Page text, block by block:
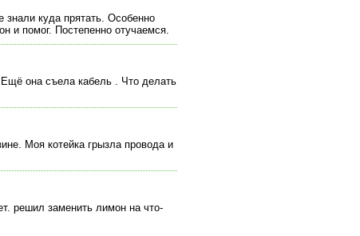
куда прятать. Особенно
и помог. Постепенно отучаемся.
она съела кабель . Что делать
Моя котейка грызла провода и
решил заменить лимон на что-